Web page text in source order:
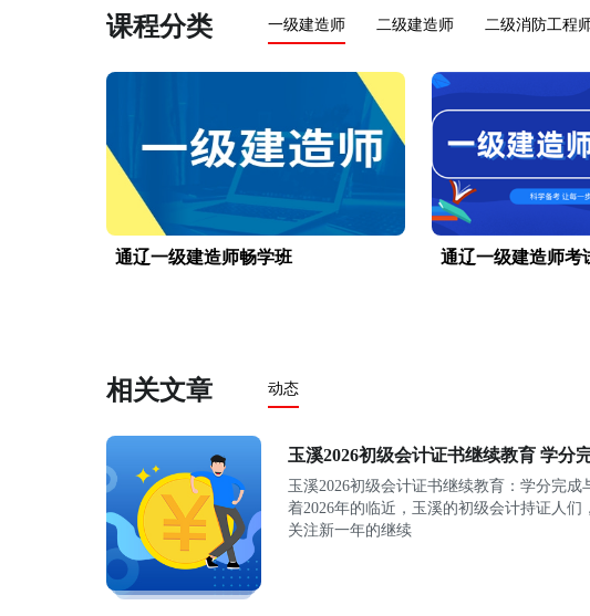
课程分类 一级建造师 二级建造师 二级消防工程
通辽一级建造师畅学班 通辽一级建造师考
相关文章 动态
玉溪2026初级会计证书继续教育 学分
玉溪2026初级会计证书继续教育：学分完成
着2026年的临近，玉溪的初级会计持证人们
关注新一年的继续